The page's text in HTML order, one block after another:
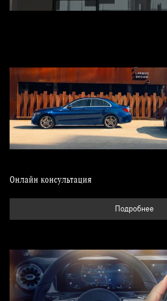
Техническое обслуживание
Диагностика автомобиля перед
Онлайн консультация
Подробнее